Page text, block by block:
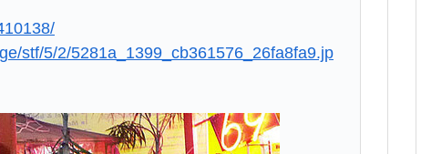
stf/5/2/5281a_1399_cb361576_26fa8fa9.jp